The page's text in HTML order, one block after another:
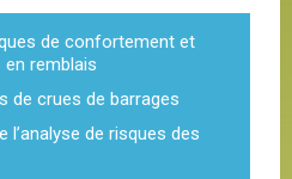
de confortement et
remblais
de crues de barrages
l’analyse de risques des